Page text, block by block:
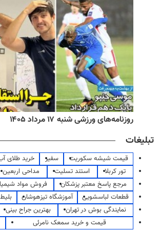
روزنامه‌های ورزشی شنبه ۱۷ مرداد ۱۴۰۵
تبلیغات
قیمت شیشه سکوریت سفیر خرید طلای
تور کربلا
استند تسلیت مداحی اربعین
مرجع پاسخ معتبر پزشکان
فروش مواد
قطعات لباسشویی
آموزشگاه تیزهوشان
نمایندگی بوش در تهران
بهترین جراح بینی
قیمت و خرید سمعک نامرئی